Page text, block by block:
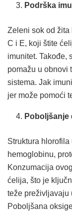
Podrška
Zeleni sok od žita
C i E, koji štite
imunitet. Takođe,
pomažu u obnovi
sistema. Jak
jer može pomoći
Poboljšanje
Struktura
hemoglobinu,
Konzumacija
ćelija, što je
teže preživljavaju
Poboljšana